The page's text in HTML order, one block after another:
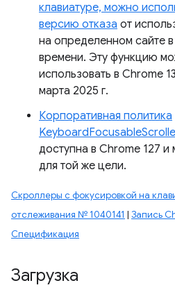
клавиатуре, можно
версию отказа от
на определенном сайте
времени. Эту функцию
использовать в Chrome
марта 2025 г.
Корпоративная политика
доступна в Chrome 127 и
для той же цели.
Скроллеры с фокусировкой на
отслеживания № 1040141 | Запись
Спецификация
Загрузка